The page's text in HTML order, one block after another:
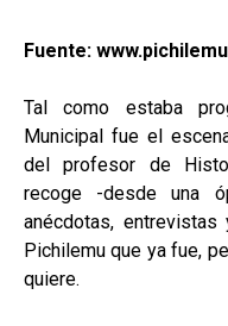
Fuente:
Tal como estaba
Municipal fue el
del profesor de
recoge -desde una
anécdotas,
Pichilemu que ya fue,
quiere.